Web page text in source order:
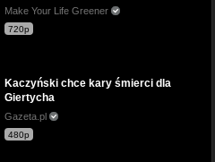
Make Your Life Greener
720p
Kaczyński chce kary śmierci dla
Giertycha
Gazeta.pl
480p